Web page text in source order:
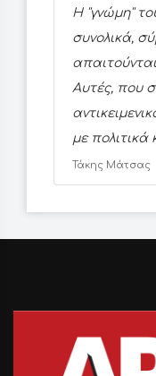
Η ''γνώμη''
συνολικά,
Αυτές, που
με πολιτικά
Τάκης Μάτσας